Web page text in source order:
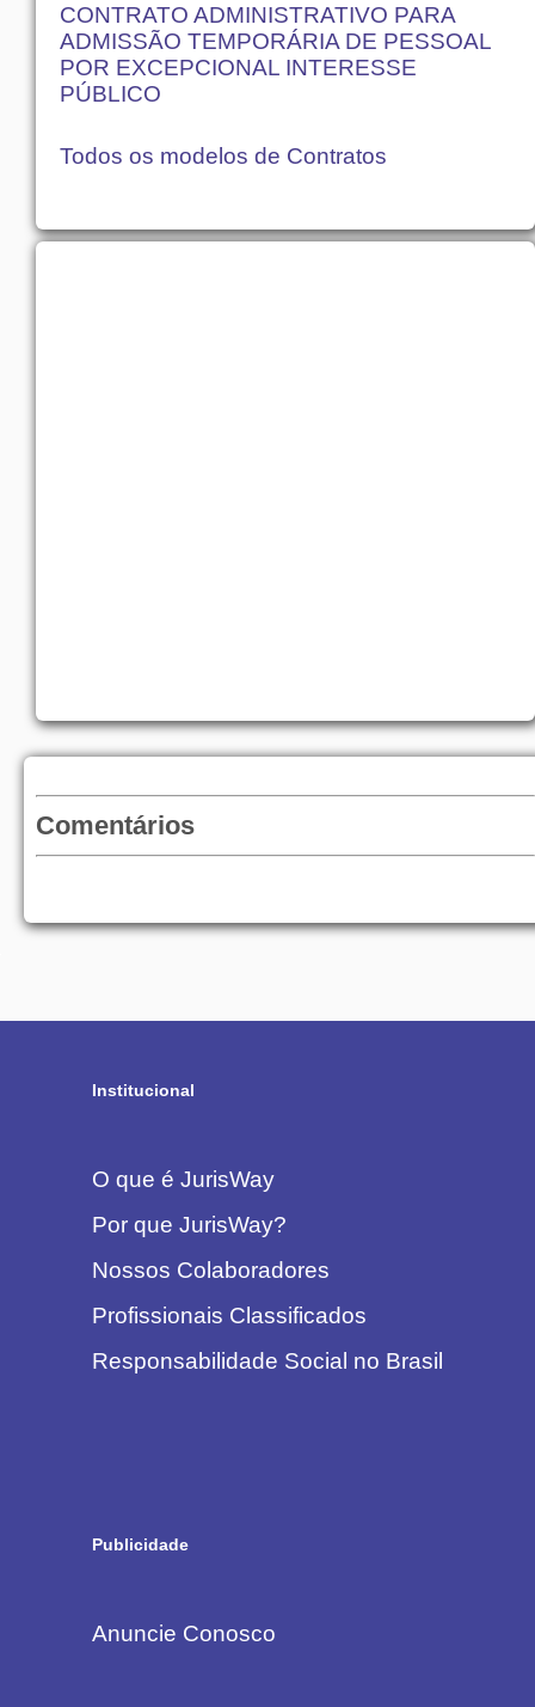
CONTRATO ADMINISTRATIVO PARA
ADMISSÃO TEMPORÁRIA DE PESSOAL
POR EXCEPCIONAL INTERESSE
PÚBLICO
Todos os modelos de Contratos
Comentários
Institucional
O que é JurisWay
Por que JurisWay?
Nossos Colaboradores
Profissionais Classificados
Responsabilidade Social no Brasil
Publicidade
Anuncie Conosco